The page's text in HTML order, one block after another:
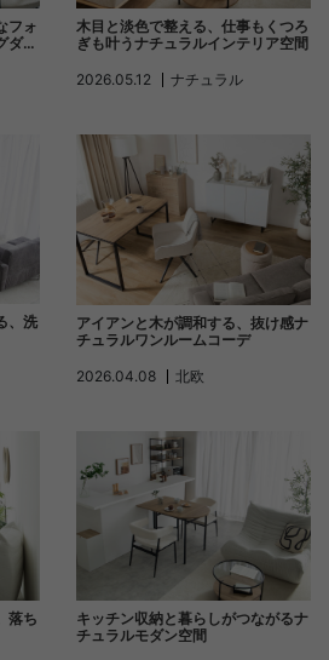
フォ
ダイ
木目と淡色で整える、仕事もくつろ
ぎも叶うナチュラルインテリア空間
2026.05.12
ナチュラル
、洗
アイアンと木が調和する、抜け感ナ
チュラルワンルームコーデ
2026.04.08
北欧
落ち
キッチン収納と暮らしがつながるナ
チュラルモダン空間